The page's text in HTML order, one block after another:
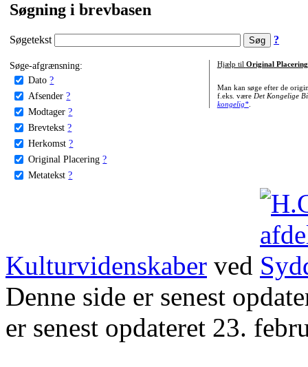
Søgning i brevbasen
Søgetekst ?
Søge-afgrænsning:
Dato ?
Afsender ?
Modtager ?
Brevtekst ?
Herkomst ?
Original Placering ?
Metatekst ?
Hjælp til Original Placering
Man kan søge efter de
f.eks. være Det Kongelige
kongelig*.
Kulturvidenskaber ved
Denne side er senest
er senest opdateret 23.